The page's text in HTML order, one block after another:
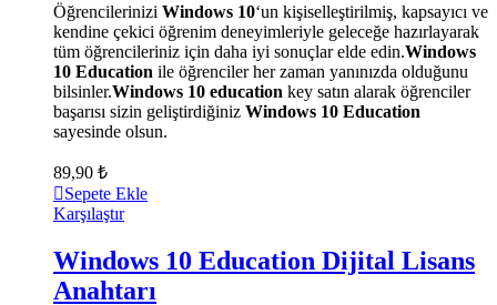
Öğrencilerinizi Windows 10‘un kişiselleştirilmiş, kapsayıcı ve
kendine çekici öğrenim deneyimleriyle geleceğe hazırlayarak
tüm öğrencileriniz için daha iyi sonuçlar elde edin.Windows
10 Education ile öğrenciler her zaman yanınızda olduğunu
bilsinler.Windows 10 education key satın alarak öğrenciler
başarısı sizin geliştirdiğiniz Windows 10 Education
sayesinde olsun.
89,90 ₺
Sepete Ekle
Karşılaştır
Windows 10 Education Dijital Lisans
Anahtarı